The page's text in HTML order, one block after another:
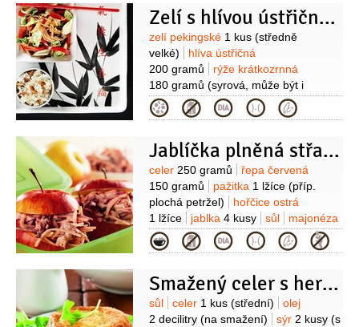
olivový 2 lžíce bobkový list2 kusy
(celý)
Zelí s hlívou ústřičnou
Suroviny
zelí pekingské 1 kus (středně
velké)
hlíva ústřičná
200 gramů
rýže krátkozrnná
180 gramů (syrová, může být i
kulatozrnná)
celer120 gramů
1 kus (velká) paprika kapie1 kus
2 lžíce
rybí omáčka2 lžíce
Kategorie
Jablíčka plněná střapatým salátem
Suroviny
celer 250 gramů
řepa červená
150 gramů
pažitka 1 lžíce (příp.
plochá petržel)
hořčice ostrá
1 lžíce
jablka 4 kusy sůl
majonéza
80 gramů
Kategorie
Smažený celer s hermelínem
Suroviny
sůl celer 1 kus (střední)
olej
2 decilitry (na smažení) sýr 2 kusy (s